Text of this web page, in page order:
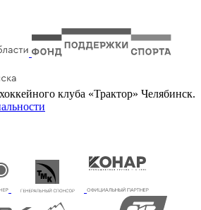
клуба «Трактор» Челябинск.